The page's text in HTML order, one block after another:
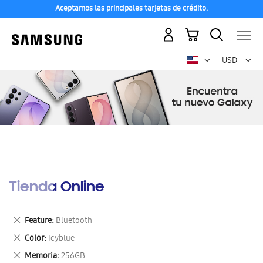
Aceptamos las principales tarjetas de crédito.
USD -
dólar
Mi carrito
Tienda Online
Feature Bluetooth
Eliminar
este
artículo
Color Icyblue
Eliminar
este
Memoria 256GB
Eliminar